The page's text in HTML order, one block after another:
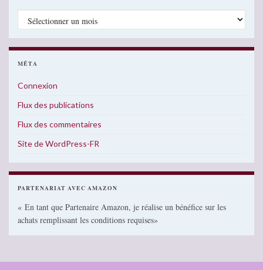
Archives
MÉTA
Connexion
Flux des publications
Flux des commentaires
Site de WordPress-FR
PARTENARIAT AVEC AMAZON
« En tant que Partenaire Amazon, je réalise un bénéfice sur les
achats remplissant les conditions requises»